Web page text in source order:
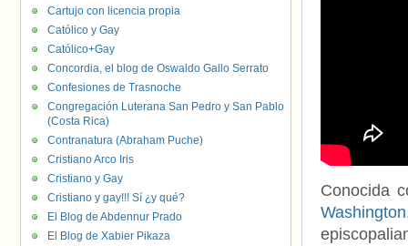
Conocida
Washington
Cartujo con licencia propia
Católico y Gay
Católico+Gay
Concordia, el blog de Oswaldo Gallo Serrato
Confesiones de Trasnoche
Congregación Luterana San Pedro y San Pablo
(Costa Rica)
Contranatura (Abraham Puche)
Cristiano Arco Iris
Cristiano y Gay
Cristiano y gay!!! Sí ¿y qué?
El Blog de Abdennur Prado
El Blog de Xabier Pikaza